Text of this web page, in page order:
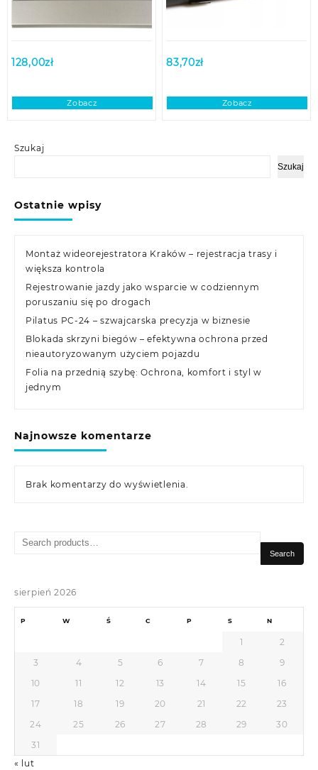
Szukaj
Szukaj
Ostatnie wpisy
Montaż wideorejestratora Kraków – rejestracja trasy i
większa kontrola
Rejestrowanie jazdy jako wsparcie w codziennym
poruszaniu się po drogach
Pilatus PC-24 – szwajcarska precyzja w biznesie
Blokada skrzyni biegów – efektywna ochrona przed
nieautoryzowanym użyciem pojazdu
Folia na przednią szybę: Ochrona, komfort i styl w
jednym
Najnowsze komentarze
Brak komentarzy do wyświetlenia.
128,00zł
Zobacz
83,70zł
Zobacz
Search
Search
sierpień 2026
P W Ś C P S N
1
2
3
4 5 6 7 8
9
10
11 12 13 14 15
16
17
18 19 20 21 22
23
24
25 26 27 28 29
30
31
« lut